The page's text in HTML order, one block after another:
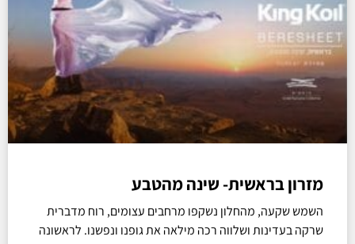
מזרון בראשית- שינה מהטבע
השמש שקעה, מהחלון נשקפו מרחבים עצומים, רוח מדברית
שרקה בעדינות ושלווה רכה מילאה את גופנו ונפשנו. לראשונה